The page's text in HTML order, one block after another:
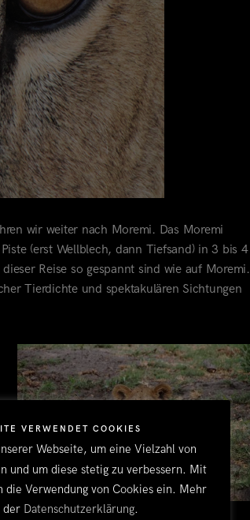
wir weiter nach Moremi. Das Moremi
(erst Wellblech, dann Tiefsand) in 3 bis 4
Reise so gespannt sind wie auf Moremi.
Tierdichte und spektakulären Sichtungen
VERWENDET COOKIES
Webseite, um eine Vielzahl von
und um diese stetig zu verbessern. Mit
die Verwendung von Cookies ein. Mehr
der Datenschutzerklärung.